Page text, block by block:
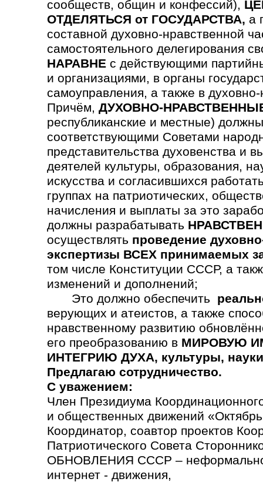
сообществ, общин и конфессий),
ОТДЕЛЯТЬСЯ от ГОСУДАРСТВА, а
составной духовно-нравственной
самостоятельного делегирования
НАРАВНЕ с действующими
и организациями, в органы
самоуправления, а также в
Причём, ДУХОВНО-
республиканские и местные)
соответствующими Советами
предста­вительства духовен­ства и
деятелей культуры, образования,
искусства и согла­сившихся
группах на патриотических,
начисления и выплаты за это
должны разрабатывать
осуществлять проведение
экспертизы ВСЕХ принимаемых
том числе Конституции СССР, а
изменений и дополнений;
Это должно обеспечить
верующих и атеистов, а также
нравственному развитию
его преобразованию в МИРОВУЮ
ИНТЕГРИЮ ДУХА, культуры,
Предлагаю сотрудничество.
С уважением:
Член Президиума
и общественных движений
Координатор, соавтор проектов
Патриотического Совета
ОБНОВЛЕНИЯ СССР –
интернет - движения,